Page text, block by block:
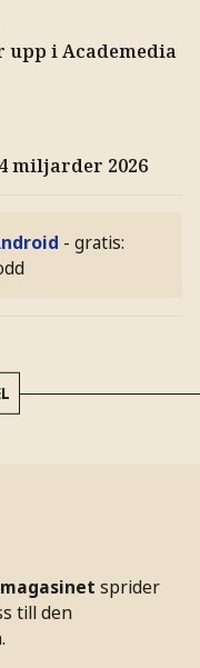
upp i Academedia
miljarder 2026
- gratis:
sprider
till den